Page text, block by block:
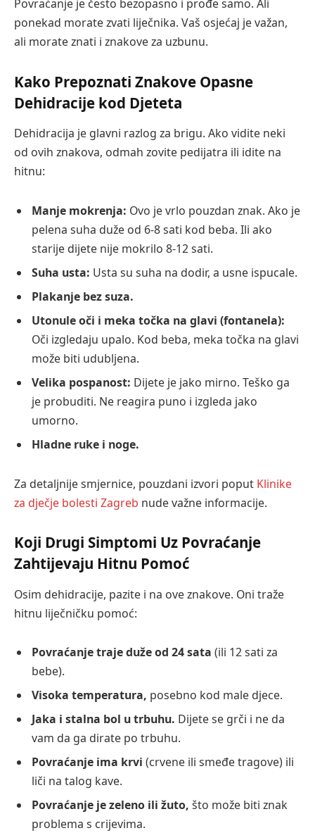
Povraćanje je često bezopasno i prođe samo. Ali
ponekad morate zvati liječnika. Vaš osjećaj je važan,
ali morate znati i znakove za uzbunu.
Kako Prepoznati Znakove Opasne
Dehidracije kod Djeteta
Dehidracija je glavni razlog za brigu. Ako vidite neki
od ovih znakova, odmah zovite pedijatra ili idite na
hitnu:
Manje mokrenja: Ovo je vrlo pouzdan znak. Ako je
pelena suha duže od 6-8 sati kod beba. Ili ako
starije dijete nije mokrilo 8-12 sati.
Suha usta: Usta su suha na dodir, a usne ispucale.
Plakanje bez suza.
Utonule oči i meka točka na glavi (fontanela):
Oči izgledaju upalo. Kod beba, meka točka na glavi
može biti udubljena.
Velika pospanost: Dijete je jako mirno. Teško ga
je probuditi. Ne reagira puno i izgleda jako
umorno.
Hladne ruke i noge.
Za detaljnije smjernice, pouzdani izvori poput Klinike
za dječje bolesti Zagreb nude važne informacije.
Koji Drugi Simptomi Uz Povraćanje
Zahtijevaju Hitnu Pomoć
Osim dehidracije, pazite i na ove znakove. Oni traže
hitnu liječničku pomoć:
Povraćanje traje duže od 24 sata (ili 12 sati za
bebe).
Visoka temperatura, posebno kod male djece.
Jaka i stalna bol u trbuhu. Dijete se grči i ne da
vam da ga dirate po trbuhu.
Povraćanje ima krvi (crvene ili smeđe tragove) ili
liči na talog kave.
Povraćanje je zeleno ili žuto, što može biti znak
problema s crijevima.